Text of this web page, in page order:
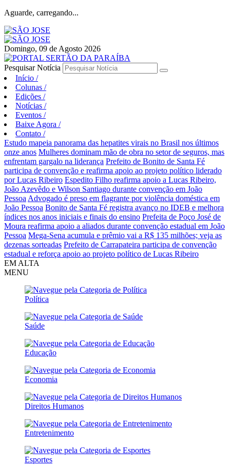
Aguarde, carregando...
Domingo, 09 de Agosto 2026
Pesquisar Notícia
Início /
Colunas /
Edições /
Notícias /
Eventos /
Baixe Agora /
Contato /
Estudo mapeia panorama das hepatites virais no Brasil nos últimos
onze anos Mulheres dominam mão de obra no setor de seguros, mas
enfrentam gargalo na liderança Prefeito de Bonito de Santa Fé
participa de convenção e reafirma apoio ao projeto político liderado
por Lucas Ribeiro Espedito Filho reafirma apoio a Lucas Ribeiro,
João Azevêdo e Wilson Santiago durante convenção em João
Pessoa Advogado é preso em flagrante por violência doméstica em
João Pessoa Bonito de Santa Fé registra avanço no IDEB e melhora
índices nos anos iniciais e finais do ensino Prefeita de Poço José de
Moura reafirma apoio a aliados durante convenção estadual em João
Pessoa Mega-Sena acumula e prêmio vai a R$ 135 milhões; veja as
dezenas sorteadas Prefeito de Carrapateira participa de convenção
estadual e reforça apoio ao projeto político de Lucas Ribeiro
EM ALTA
MENU
Política
Saúde
Educação
Economia
Direitos Humanos
Entretenimento
Esportes